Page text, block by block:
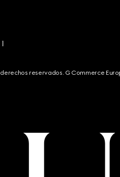
reservados. G Commerce